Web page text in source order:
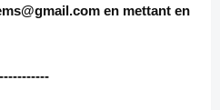
en mettant en